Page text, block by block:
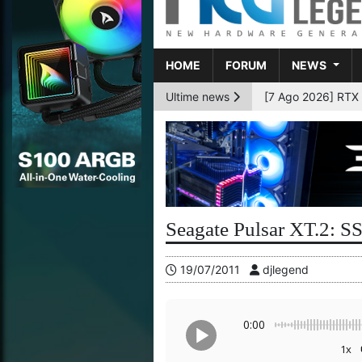
HOME FORUM NEWS
Ultime news
[6 Ago 2026]
Seagate Pulsar XT.2:
19/07/2011 djlegend
0:00
1x